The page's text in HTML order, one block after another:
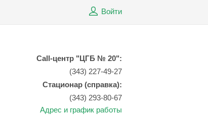
Войти
Call-центр "ЦГБ № 20":
(343) 227-49-27
Стационар (справка):
(343) 293-80-67
Адрес и график работы